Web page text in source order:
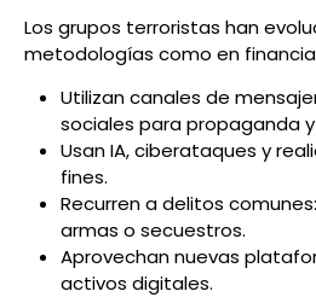
Los grupos terroristas han
metodologías como en
Utilizan canales de
sociales para propaganda
Usan IA, ciberataques y
fines.
Recurren a delitos
armas o secuestros.
Aprovechan nuevas
activos digitales.